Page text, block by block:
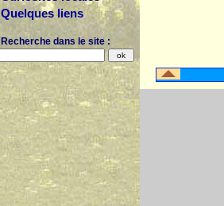
Quelques liens
Recherche dans le site :